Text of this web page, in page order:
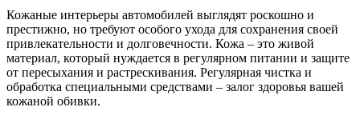
Кожаные интерьеры автомобилей выглядят роскошно и
престижно, но требуют особого ухода для сохранения своей
привлекательности и долговечности. Кожа – это живой
материал, который нуждается в регулярном питании и защите
от пересыхания и растрескивания. Регулярная чистка и
обработка специальными средствами – залог здоровья вашей
кожаной обивки.